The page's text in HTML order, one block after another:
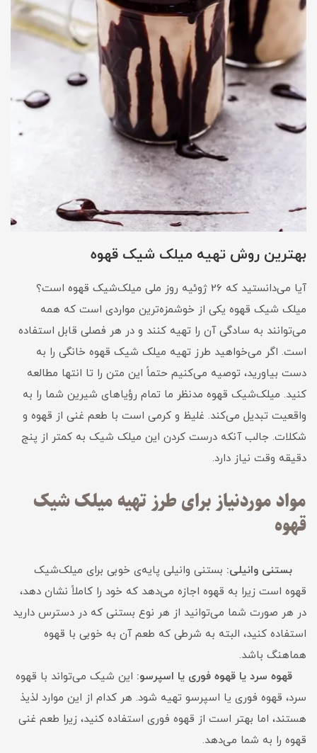
بهترین روش تهیه میلک شیک قهوه
آیا می‌دانستید که 26 ژوئیه روز ملی میلک‌شیک قهوه است؟
میلک شیک قهوه یکی از خوشمزه‌ترین مواردی است که همه
می‌توانند به سادگی آن را تهیه کنند و در هر فصلی قابل استفاده
است. اگر می‌خواهید طرز تهیه میلک شیک قهوه خانگی را به
دست بیاورید، توصیه می‌کنیم حتماً این متن را تا انتها مطالعه
کنید. میلک‌شیک قهوه مدنظر ما تمام رؤیاهای شیرین شما را به
واقعیت تبدیل می‌کند. غلیظ و کرمی است با طعم غنی از قهوه و
شکلات. جالب آنکه درست کردن این میلک شیک به کمتر از پنج
دقیقه وقت نیاز دارد.
مواد موردنیاز برای طرز تهیه میلک شیک
قهوه
بستنی وانیلی: بستنی وانیلی پایه‌ی خوبی برای میلک‌شیک
قهوه است زیرا به قهوه اجازه می‌دهد که خود را کاملاً نشان دهد،
در هر صورت شما می‌توانید از هر نوع بستنی که در دسترس دارید
استفاده کنید، البته به شرطی که طعم آن به خوبی با قهوه
هماهنگ باشد.
قهوه سرد یا قهوه فوری یا اسپرسو: این شیک می‌تواند با قهوه
سرد، قهوه فوری یا اسپرسو تهیه شود. هر کدام از این موارد لذیذ
هستند، اما بهتر است از قهوه فوری استفاده کنید، زیرا طعم غنی
قهوه را به شما می‌دهد.